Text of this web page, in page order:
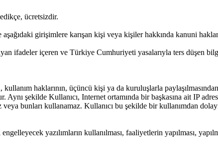
ücretsizdir.
girişimlere karışan kişi veya kişiler hakkında kanuni
ifadeler içeren ve Türkiye Cumhuriyeti yasalarıyla ters düşen
haklarının, üçüncü kişi ya da kuruluşlarla
şekilde Kullanıcı, Internet ortamında bir başkasına ait IP
bunları kullanamaz. Kullanıcı bu şekilde bir kullanımdan
yazılımların kullanılması, faaliyetlerin yapılması,